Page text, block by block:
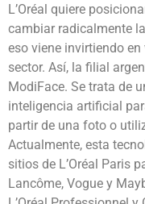
L’Oréal quiere
cambiar radicalmente
eso viene invirtiendo
sector. Así, la filial
ModiFace. Se trata de
inteligencia artificial
partir de una foto o
Actualmente, esta
sitios de L’Oréal Paris
Lancôme, Vogue y